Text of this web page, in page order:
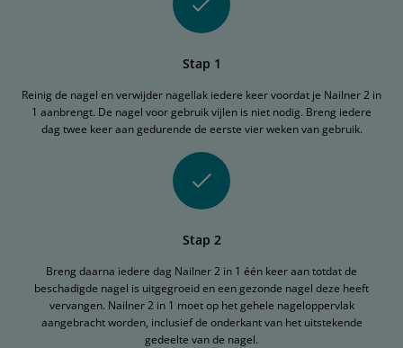
Stap 1
Reinig de nagel en verwijder nagellak iedere keer voordat je Nailner 2 in
1 aanbrengt. De nagel voor gebruik vijlen is niet nodig. Breng iedere
dag twee keer aan gedurende de eerste vier weken van gebruik.
Stap 2
Breng daarna iedere dag Nailner 2 in 1 één keer aan totdat de
beschadigde nagel is uitgegroeid en een gezonde nagel deze heeft
vervangen. Nailner 2 in 1 moet op het gehele nageloppervlak
aangebracht worden, inclusief de onderkant van het uitstekende
gedeelte van de nagel.